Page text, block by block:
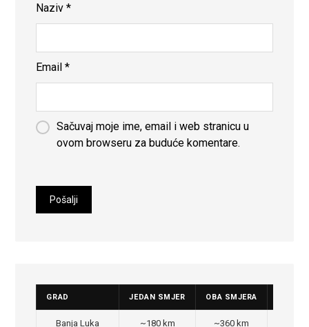
Naziv*
Email*
Sačuvaj moje ime, email i web stranicu u
ovom browseru za buduće komentare.
GRAD JEDAN SMJER OBA SMJERA
Banja Luka ~180 km ~360 km